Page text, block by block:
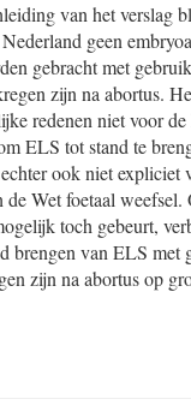
van het verslag
geen
gebracht met
zijn na abortus.
redenen niet voor
ELS tot stand te
ook niet expliciet
Wet foetaal
toch gebeurt,
brengen van ELS met
zijn na abortus op